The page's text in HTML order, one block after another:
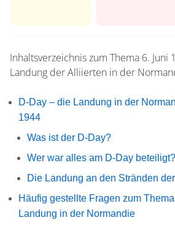
Inhaltsverzeichnis zum Thema 6. Juni
Landung der Alliierten in der
D-Day – die Landung in der
1944
Was ist der D-Day?
Wer war alles am D-Day beteiligt?
Die Landung an den Stränden
Häufig gestellte Fragen zum
Landung in der Normandie